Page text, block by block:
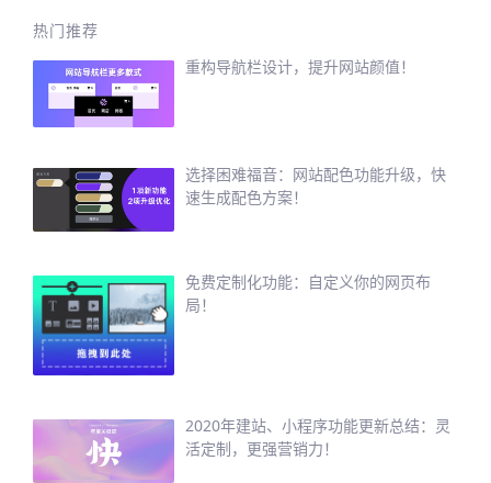
热门推荐
重构导航栏设计，提升网站颜值！
选择困难福音：网站配色功能升级，快
速生成配色方案！
免费定制化功能：自定义你的网页布
局！
2020年建站、小程序功能更新总结：灵
活定制，更强营销力！